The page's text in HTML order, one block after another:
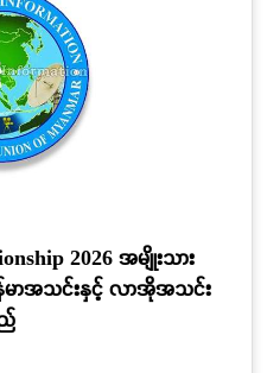
2026 အမျိုးသား
မာအသင်းနှင့် လာအိုအသင်း